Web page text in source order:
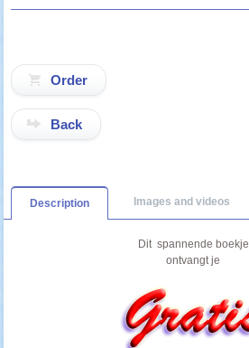
Back
Description Images and videos
Dit spannende boekje
ontvangt je